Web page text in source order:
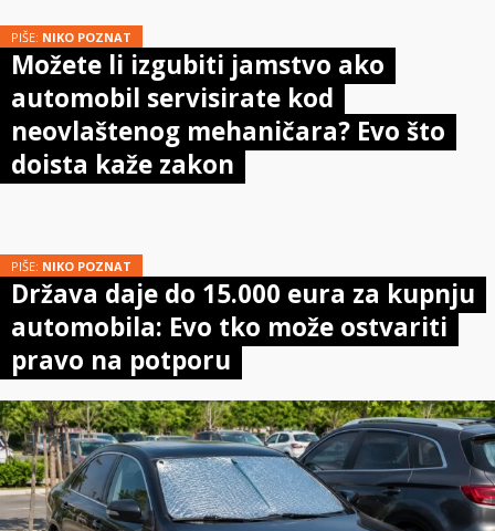
PIŠE: NIKO POZNAT
Možete li izgubiti jamstvo ako
automobil servisirate kod
neovlaštenog mehaničara? Evo što
doista kaže zakon
PIŠE: NIKO POZNAT
Država daje do 15.000 eura za kupnju
automobila: Evo tko može ostvariti
pravo na potporu